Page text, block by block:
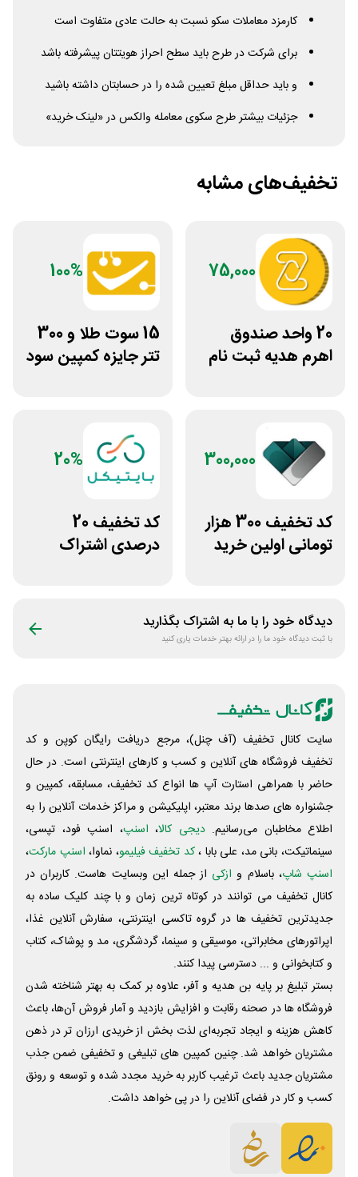
کارمزد معاملات سکو نسبت به حالت عادی متفاوت است
برای شرکت در طرح باید سطح احراز هویتتان پیشرفته باشد
و باید حداقل مبلغ تعیین شده را در حسابتان داشته باشید
جزئیات بیشتر طرح سکوی معامله والکس در «لینک خرید»
تخفیف‌های مشابه
75,000
20 واحد صندوق
اهرم هدیه ثبت نام
100%
15 سوت طلا و 300
تتر جایزه کمپین سود
300,000
کد تخفیف 300 هزار
تومانی اولین خرید
20%
کد تخفیف 20
درصدی اشتراک
دیدگاه خود را با ما به اشتراک بگذارید
با ثبت دیدگاه خود ما را در ارائه بهتر خدمات یاری کنید
سایت کانال تخفیف (آف چنل)، مرجع دریافت رایگان کوپن و کد
تخفیف فروشگاه های آنلاین و کسب و‌ کارهای اینترنتی است. در حال
حاضر با همراهی استارت آپ ها انواع کد تخفیف، مسابقه، کمپین و
جشنواره های صدها برند معتبر، اپلیکیشن و مراکز خدمات آنلاین را به
اطلاع مخاطبان می‌رسانیم. دیجی کالا، اسنپ، اسنپ فود، تپسی،
سینماتیکت، بانی مد، علی‌ بابا ،کد تخفیف فیلیمو، نماوا، اسنپ مارکت،
اسنپ شاپ، باسلام و ازکی از جمله این وبسایت ‌هاست. کاربران در
کانال تخفیف می توانند در کوتاه ترین زمان و با چند کلیک ساده به
جدیدترین تخفیف ها در گروه تاکسی اینترنتی، سفارش آنلاین غذا،
اپراتورهای مخابراتی، موسیقی و سینما، گردشگری، مد و پوشاک، کتاب
و کتابخوانی و ... دسترسی پیدا کنند.
بستر تبلیغ بر پایه بن هدیه و آفر، علاوه بر کمک به بهتر شناخته شدن
فروشگاه ها در صحنه رقابت و افزایش بازدید و آمار فروش آن‌ها، باعث
کاهش هزینه و ایجاد تجربه‌ای لذت بخش از خریدی ارزان تر در ذهن
مشتریان خواهد شد. چنین کمپین های تبلیغی و تخفیفی ضمن جذب
مشتریان جدید باعث ترغیب کاربر به خرید مجدد شده و توسعه و رونق
کسب و کار در فضای آنلاین را در پی خواهد داشت.